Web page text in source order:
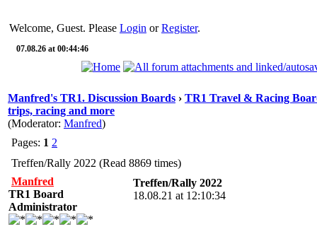
Welcome, Guest. Please Login orRegister.
07.08.26 at 00:44:46
Manfred's TR1. Discussion Boards › TR1 Travel & Racing
trips, racing and more
(Moderator: Manfred)
Pages: 1 2
Treffen/Rally 2022 (Read 8869 times)
Manfred
TR1 Board
Administrator
Treffen/Rally 2022
18.08.21 at 12:10:34